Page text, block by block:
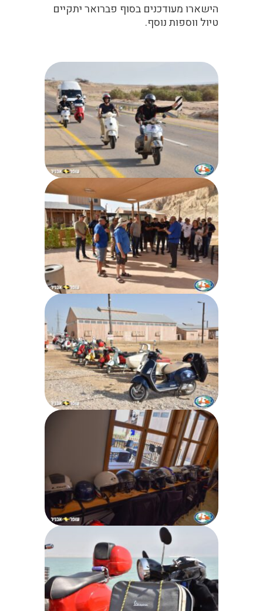
הישארו מעודכנים בסוף פברואר יתקיים
טיול ווספות נוסף.